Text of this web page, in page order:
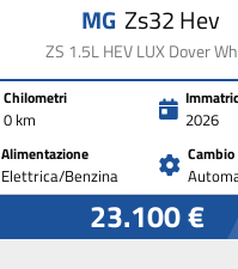
MG Zs32 Hev
ZS 1.5L HEV LUX Dover
Chilometri
0 km 2026
Alimentazione
Elettrica/Benzina
Cambio
23.100 €